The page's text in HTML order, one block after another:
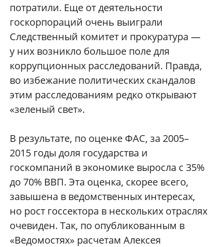
потратили. Еще от деятельности
госкорпораций очень выиграли
Следственный комитет и прокуратура —
у них возникло большое поле для
коррупционных расследований. Правда,
во избежание политических скандалов
этим расследованиям редко открывают
«зеленый свет».
В результате, по оценке ФАС, за 2005–
2015 годы доля государства и
госкомпаний в экономике выросла с 35%
до 70% ВВП. Эта оценка, скорее всего,
завышена в ведомственных интересах,
но рост госсектора в нескольких отраслях
очевиден. Так, по опубликованным в
«Ведомостях» расчетам Алексея